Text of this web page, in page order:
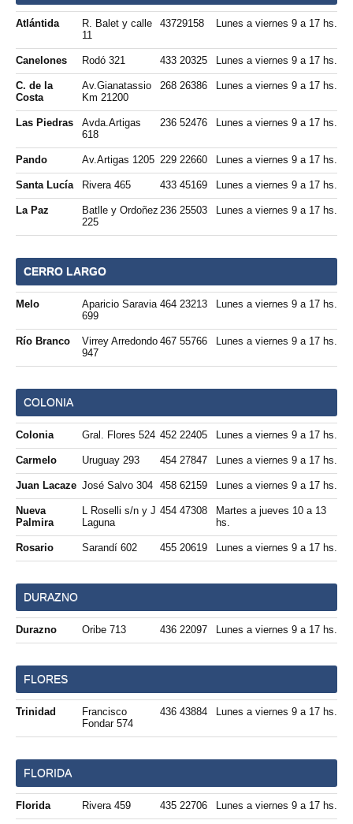
Atlántida
R. Balet y calle
11
43729158 Lunes a viernes 9 a 17 hs.
Canelones Rodó 321 433 20325 Lunes a viernes 9 a 17 hs.
C. de la
Costa
Av.Gianatassio
Km 21200
268 26386 Lunes a viernes 9 a 17 hs.
Las Piedras
Avda.Artigas
618
236 52476 Lunes a viernes 9 a 17 hs.
Pando Av.Artigas 1205 229 22660 Lunes a viernes 9 a 17 hs.
Santa Lucía Rivera 465 433 45169 Lunes a viernes 9 a 17 hs.
La Paz
Batlle y Ordoñez
225
236 25503 Lunes a viernes 9 a 17 hs.
CERRO LARGO
Melo
Aparicio Saravia
699
464 23213 Lunes a viernes 9 a 17 hs.
Río Branco
Virrey Arredondo
947
467 55766 Lunes a viernes 9 a 17 hs.
COLONIA
Colonia Gral. Flores 524 452 22405 Lunes a viernes 9 a 17 hs.
Carmelo Uruguay 293 454 27847 Lunes a viernes 9 a 17 hs.
Juan Lacaze José Salvo 304 458 62159 Lunes a viernes 9 a 17 hs.
Nueva
Palmira
L Roselli s/n y J
Laguna
454 47308
Martes a jueves 10 a 13
hs.
Rosario Sarandí 602 455 20619 Lunes a viernes 9 a 17 hs.
DURAZNO
Durazno Oribe 713 436 22097 Lunes a viernes 9 a 17 hs.
FLORES
Trinidad
Francisco
Fondar 574
436 43884 Lunes a viernes 9 a 17 hs.
FLORIDA
Florida Rivera 459 435 22706 Lunes a viernes 9 a 17 hs.